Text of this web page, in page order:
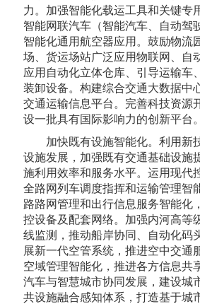
力。加强智能化载运工具和关键专
智能网联汽车（智能汽车、自动驾
智能化通用航空器应用。鼓励物流
场、货运场站广泛应用物联网、自
应用自动化立体仓库、引导运输车
装卸设备。构建综合交通大数据中
交通运输信息平台。完善科技资源
设一批具有国际影响力的创新平台。
加快既有设施智能化。利用新
设施发展，加强既有交通基础设施
施利用效率和服务水平。运用现代
全路网列车调度指挥和运输管理智
路路网管理和出行信息服务智能化
控设备及配套网络。加强内河高等
线监测，推动船岸协同、自动化码
展新一代空管系统，推进空中交通
空域管理智能化，推进各方信息共
汽车与智慧城市协同发展，建设城
共设施融合感知体系，打造基于城